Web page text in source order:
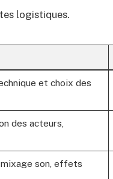
logistiques.
et choix des
des acteurs,
son, effets